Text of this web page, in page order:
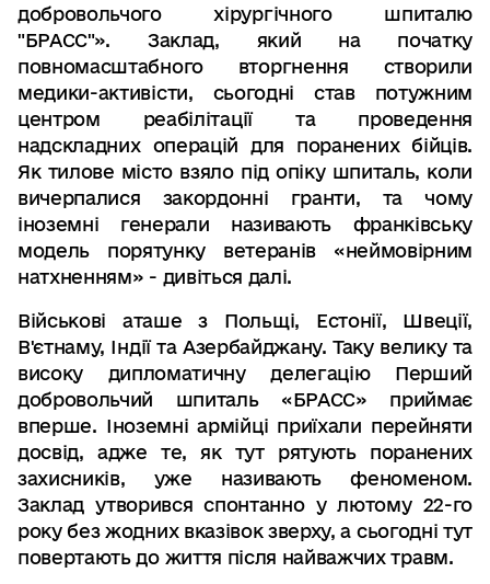
добровольчого хірургічного шпиталю
"БРАСС"». Заклад, який на початку
повномасштабного вторгнення створили
медики-активісти, сьогодні став потужним
центром реабілітації та проведення
надскладних операцій для поранених бійців.
Як тилове місто взяло під опіку шпиталь, коли
вичерпалися закордонні гранти, та чому
іноземні генерали називають франківську
модель порятунку ветеранів «неймовірним
натхненням» - дивіться далі.
Військові аташе з Польщі, Естонії, Швеції,
В'єтнаму, Індії та Азербайджану. Таку велику та
високу дипломатичну делегацію Перший
добровольчий шпиталь «БРАСС» приймає
вперше. Іноземні армійці приїхали перейняти
досвід, адже те, як тут рятують поранених
захисників, уже називають феноменом.
Заклад утворився спонтанно у лютому 22-го
року без жодних вказівок зверху, а сьогодні тут
повертають до життя після найважчих травм.